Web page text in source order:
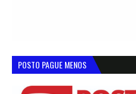
POSTO PAGUE MENOS